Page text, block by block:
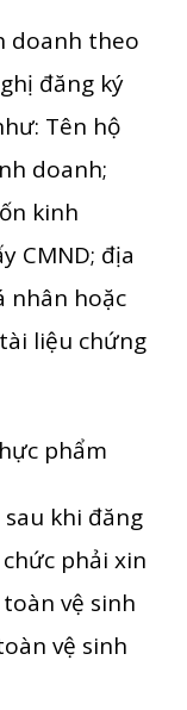
doanh theo
đăng ký
Tên hộ
doanh;
kinh
CMND; địa
nhân hoặc
liệu chứng
phẩm
khi đăng
phải xin
vệ sinh
vệ sinh